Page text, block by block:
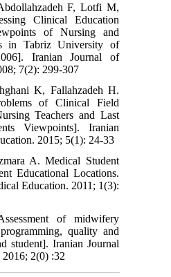
Abdollahzadeh F, Lotfi M,
Clinical Education
of Nursing and
in Tabriz University of
Iranian Journal of
7(2): 299-307
K, Fallahzadeh H.
of Clinical Field
Teachers and Last
Viewpoints]. Iranian
2015; 5(1): 24-33
A. Medical Student
Educational Locations.
Education. 2011; 1(3):
of midwifery
programming, quality and
student]. Iranian Journal
2016; 2(0) :32